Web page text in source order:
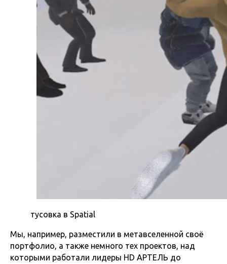
тусовка в Spatial
Мы, например, разместили в метавселенной своё
портфолио, а также немного тех проектов, над
которыми работали лидеры HD АРТЕЛЬ до